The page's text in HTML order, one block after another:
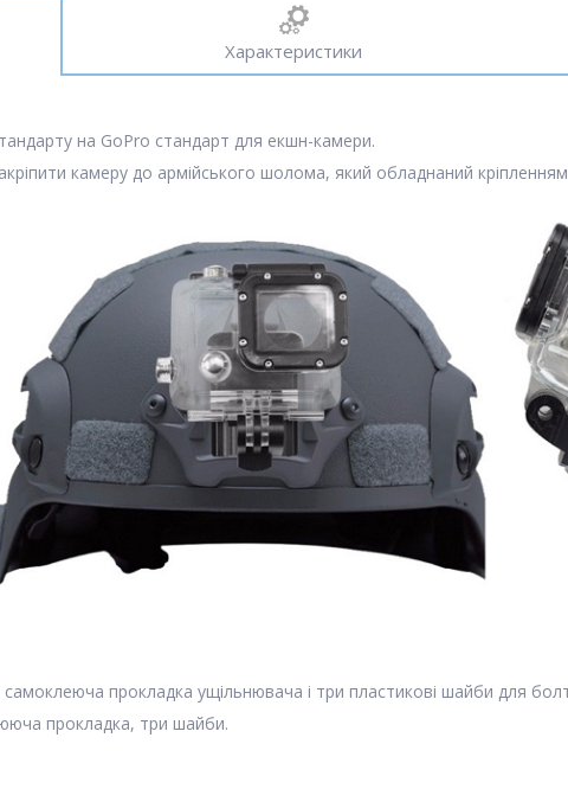
Характеристики
на GoPro стандарт для екшн-камери.
камеру до армійського шолома, який обладнаний
самоклеюча прокладка ущільнювача і три пластикові шайби для
прокладка, три шайби.